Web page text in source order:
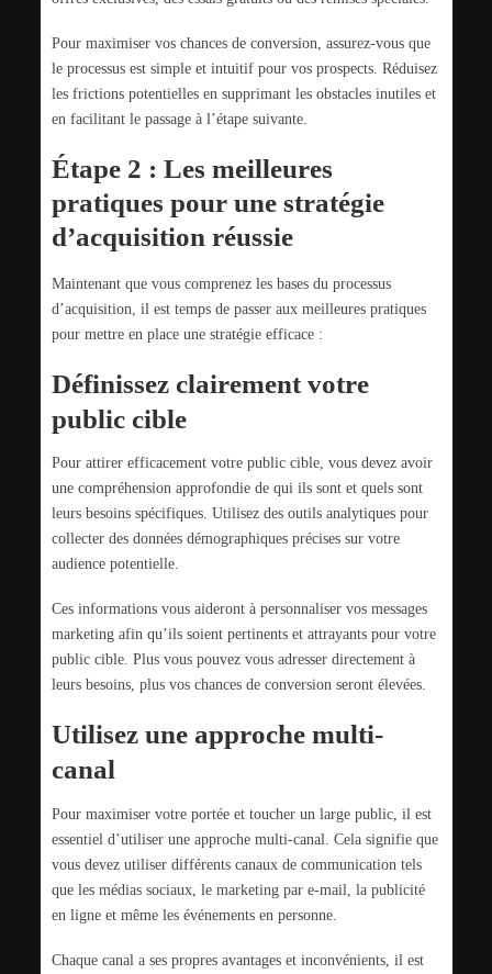
Pour maximiser vos chances de conversion, assurez-vous que
le processus est simple et intuitif pour vos prospects. Réduisez
les frictions potentielles en supprimant les obstacles inutiles et
en facilitant le passage à l’étape suivante.
Étape 2 : Les meilleures
pratiques pour une stratégie
d’acquisition réussie
Maintenant que vous comprenez les bases du processus
d’acquisition, il est temps de passer aux meilleures pratiques
pour mettre en place une stratégie efficace :
Définissez clairement votre
public cible
Pour attirer efficacement votre public cible, vous devez avoir
une compréhension approfondie de qui ils sont et quels sont
leurs besoins spécifiques. Utilisez des outils analytiques pour
collecter des données démographiques précises sur votre
audience potentielle.
Ces informations vous aideront à personnaliser vos messages
marketing afin qu’ils soient pertinents et attrayants pour votre
public cible. Plus vous pouvez vous adresser directement à
leurs besoins, plus vos chances de conversion seront élevées.
Utilisez une approche multi-
canal
Pour maximiser votre portée et toucher un large public, il est
essentiel d’utiliser une approche multi-canal. Cela signifie que
vous devez utiliser différents canaux de communication tels
que les médias sociaux, le marketing par e-mail, la publicité
en ligne et même les événements en personne.
Chaque canal a ses propres avantages et inconvénients, il est